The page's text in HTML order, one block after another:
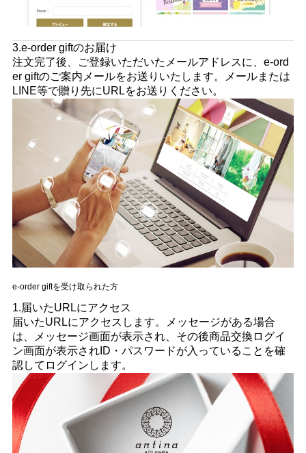
3.e-order giftのお届け
注文完了後、ご登録いただいたメールアドレスに、e-ord
er giftのご案内メールをお送りいたします。メールまたは
LINE等で贈り先にURLをお送りください。
e-order giftを受け取られた方
1.届いたURLにアクセス
届いたURLにアクセスします。メッセージがある場合
は、メッセージ画面が表示され、その後商品交換ログイ
ン画面が表示されID・パスワードが入っていることを確
認してログインします。